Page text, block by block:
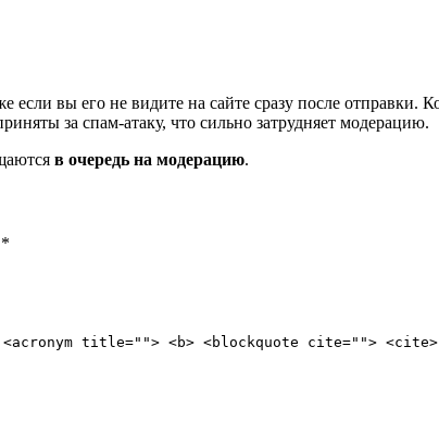
если вы его не видите на сайте сразу после
за спам-атаку, что сильно затрудняет модерацию.
в очередь на модерацию.
*
title=""> <b> <blockquote cite=""> <cite>